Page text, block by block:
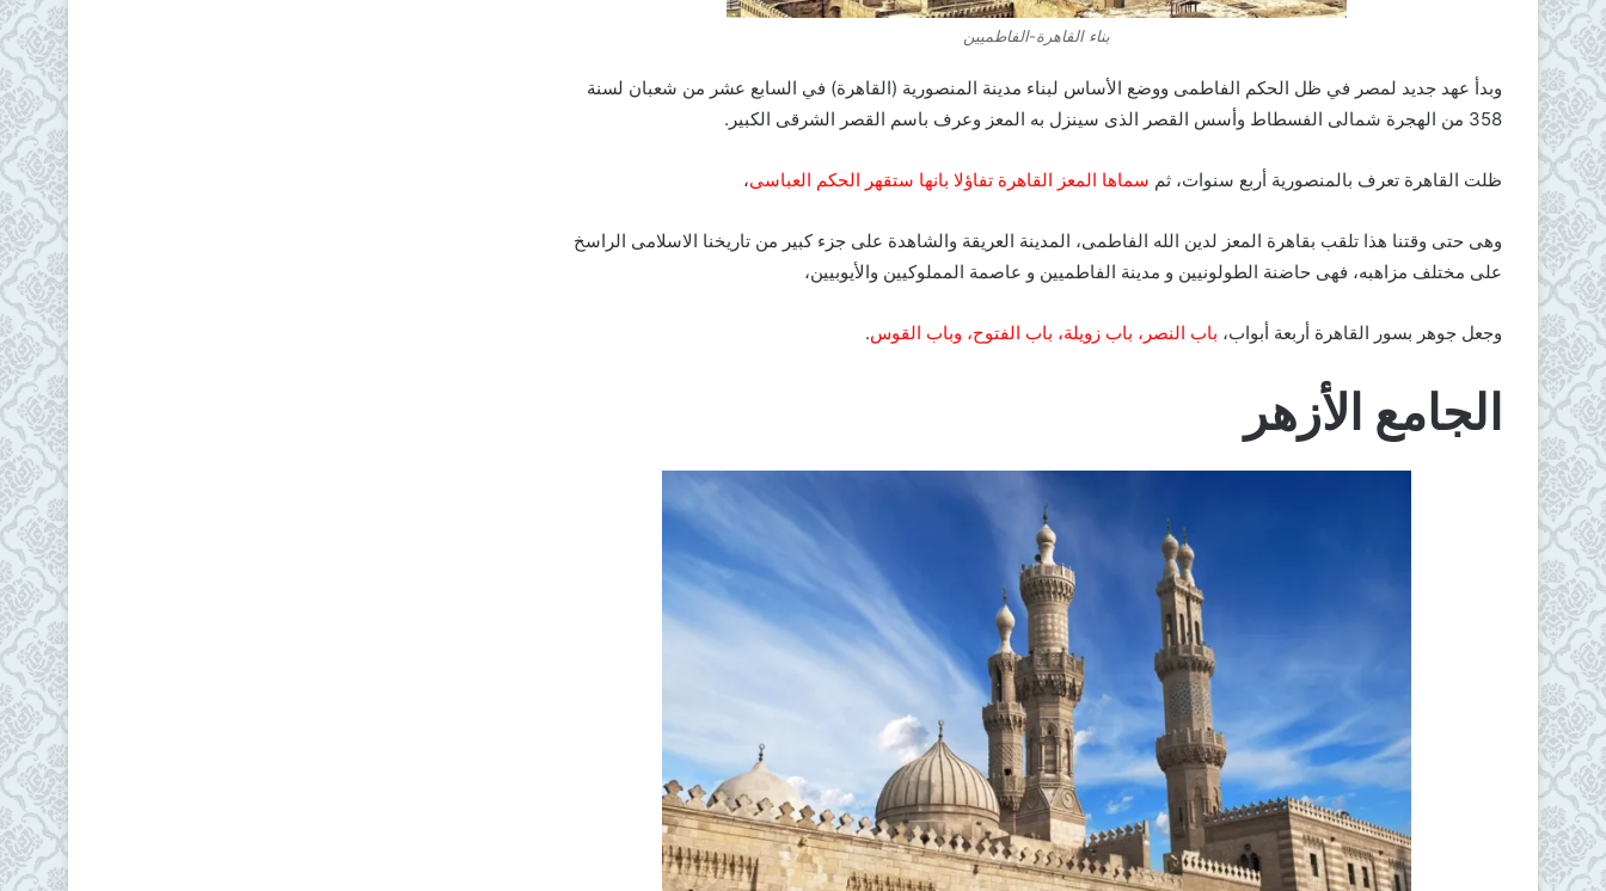
بناء القاهرة-الفاطميين
وبدأ عهد جديد لمصر في ظل الحكم الفاطمى ووضع الأساس لبناء مدينة المنصورية (القاهرة) في السابع عشر من شعبان لسنة
358 من الهجرة شمالى الفسطاط وأسس القصر الذى سينزل به المعز وعرف باسم القصر الشرقى الكبير.
ظلت القاهرة تعرف بالمنصورية أربع سنوات، ثم سماها المعز القاهرة تفاؤلا بانها ستقهر الحكم العباسى،
وهى حتى وقتنا هذا تلقب بقاهرة المعز لدين الله الفاطمى، المدينة العريقة والشاهدة على جزء كبير من تاريخنا الاسلامى الراسخ
على مختلف مزاهبه، فهى حاضنة الطولونيين و مدينة الفاطميين و عاصمة المملوكيين والأيوبيين،
وجعل جوهر بسور القاهرة أربعة أبواب، باب النصر، باب زويلة، باب الفتوح، وباب القوس.
الجامع الأزهر